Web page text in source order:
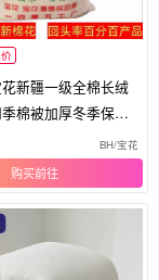
新疆一级全棉长绒
棉被加厚冬季保暖
BH/宝花
购买